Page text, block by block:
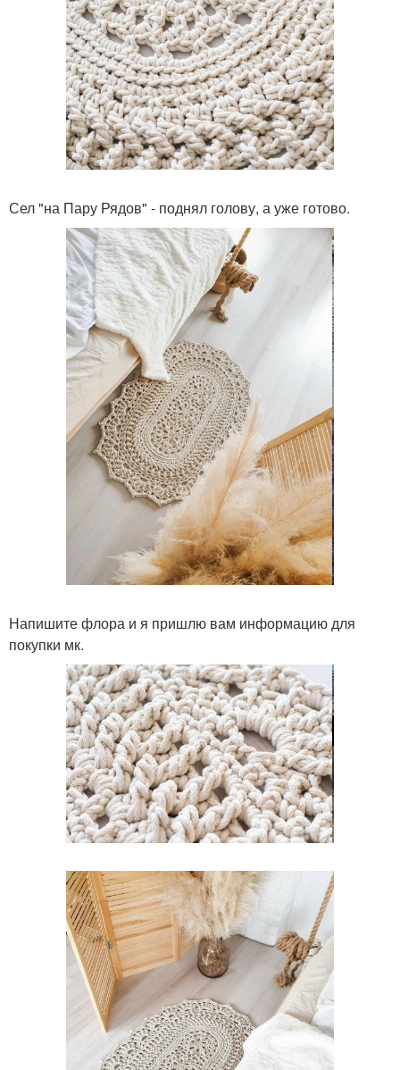
Сел "на Пару Рядов" - поднял голову, а уже готово.
Напишите флора и я пришлю вам информацию для
покупки мк.